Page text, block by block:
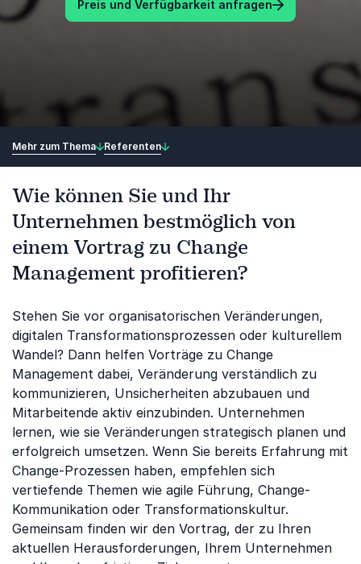
Preis und Verfügbarkeit anfragen
Mehr zum Thema Referenten
Wie können Sie und Ihr
Unternehmen bestmöglich von
einem Vortrag zu Change
Management profitieren?
Stehen Sie vor organisatorischen Veränderungen,
digitalen Transformationsprozessen oder kulturellem
Wandel? Dann helfen Vorträge zu Change
Management dabei, Veränderung verständlich zu
kommunizieren, Unsicherheiten abzubauen und
Mitarbeitende aktiv einzubinden. Unternehmen
lernen, wie sie Veränderungen strategisch planen und
erfolgreich umsetzen. Wenn Sie bereits Erfahrung mit
Change-Prozessen haben, empfehlen sich
vertiefende Themen wie agile Führung, Change-
Kommunikation oder Transformationskultur.
Gemeinsam finden wir den Vortrag, der zu Ihren
aktuellen Herausforderungen, Ihrem Unternehmen